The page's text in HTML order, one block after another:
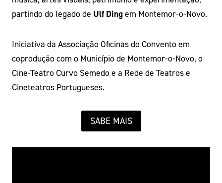
partindo do legado de Ulf Dingem Montemor-o-Novo.
Iniciativa da Associação Oficinas do Convento em
coprodução com o Município de Montemor-o-Novo, o
Cine-Teatro Curvo Semedo e a Rede de Teatros e
Cineteatros Portugueses.
SABE MAIS